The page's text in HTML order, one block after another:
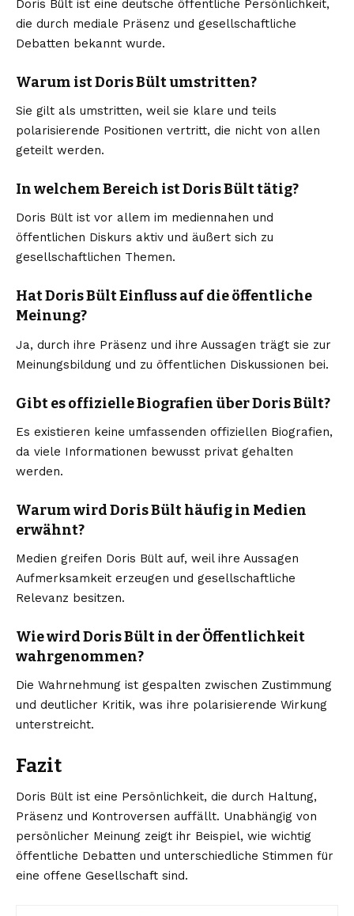
Doris Bült ist eine deutsche öffentliche Persönlichkeit,
die durch mediale Präsenz und gesellschaftliche
Debatten bekannt wurde.
Warum ist Doris Bült umstritten?
Sie gilt als umstritten, weil sie klare und teils
polarisierende Positionen vertritt, die nicht von allen
geteilt werden.
In welchem Bereich ist Doris Bült tätig?
Doris Bült ist vor allem im mediennahen und
öffentlichen Diskurs aktiv und äußert sich zu
gesellschaftlichen Themen.
Hat Doris Bült Einfluss auf die öffentliche
Meinung?
Ja, durch ihre Präsenz und ihre Aussagen trägt sie zur
Meinungsbildung und zu öffentlichen Diskussionen bei.
Gibt es offizielle Biografien über Doris Bült?
Es existieren keine umfassenden offiziellen Biografien,
da viele Informationen bewusst privat gehalten
werden.
Warum wird Doris Bült häufig in Medien
erwähnt?
Medien greifen Doris Bült auf, weil ihre Aussagen
Aufmerksamkeit erzeugen und gesellschaftliche
Relevanz besitzen.
Wie wird Doris Bült in der Öffentlichkeit
wahrgenommen?
Die Wahrnehmung ist gespalten zwischen Zustimmung
und deutlicher Kritik, was ihre polarisierende Wirkung
unterstreicht.
Fazit
Doris Bült ist eine Persönlichkeit, die durch Haltung,
Präsenz und Kontroversen auffällt. Unabhängig von
persönlicher Meinung zeigt ihr Beispiel, wie wichtig
öffentliche Debatten und unterschiedliche Stimmen für
eine offene Gesellschaft sind.